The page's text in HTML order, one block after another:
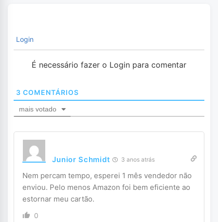
Login
É necessário fazer o Login para comentar
3 COMENTÁRIOS
mais votado
Junior Schmidt 3 anos atrás
Nem percam tempo, esperei 1 mês vendedor não
enviou. Pelo menos Amazon foi bem eficiente ao
estornar meu cartão.
0